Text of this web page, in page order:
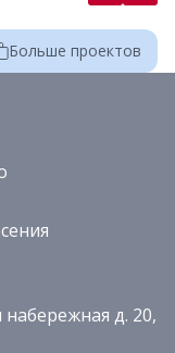
Больше проектов
д. 20,